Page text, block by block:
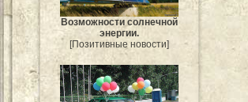
Возможности солнечной
энергии.
[Позитивные новости]